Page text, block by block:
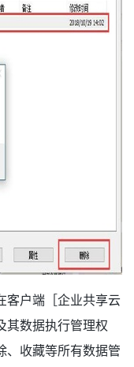
客户端［企业共享云
其数据执行管理权
、收藏等所有数据管